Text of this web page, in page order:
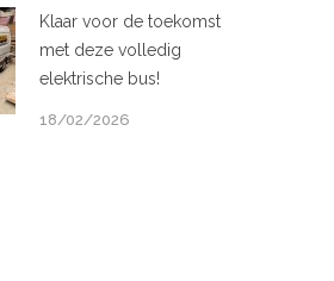
Klaar voor de toekomst
met deze volledig
elektrische bus!
18/02/2026